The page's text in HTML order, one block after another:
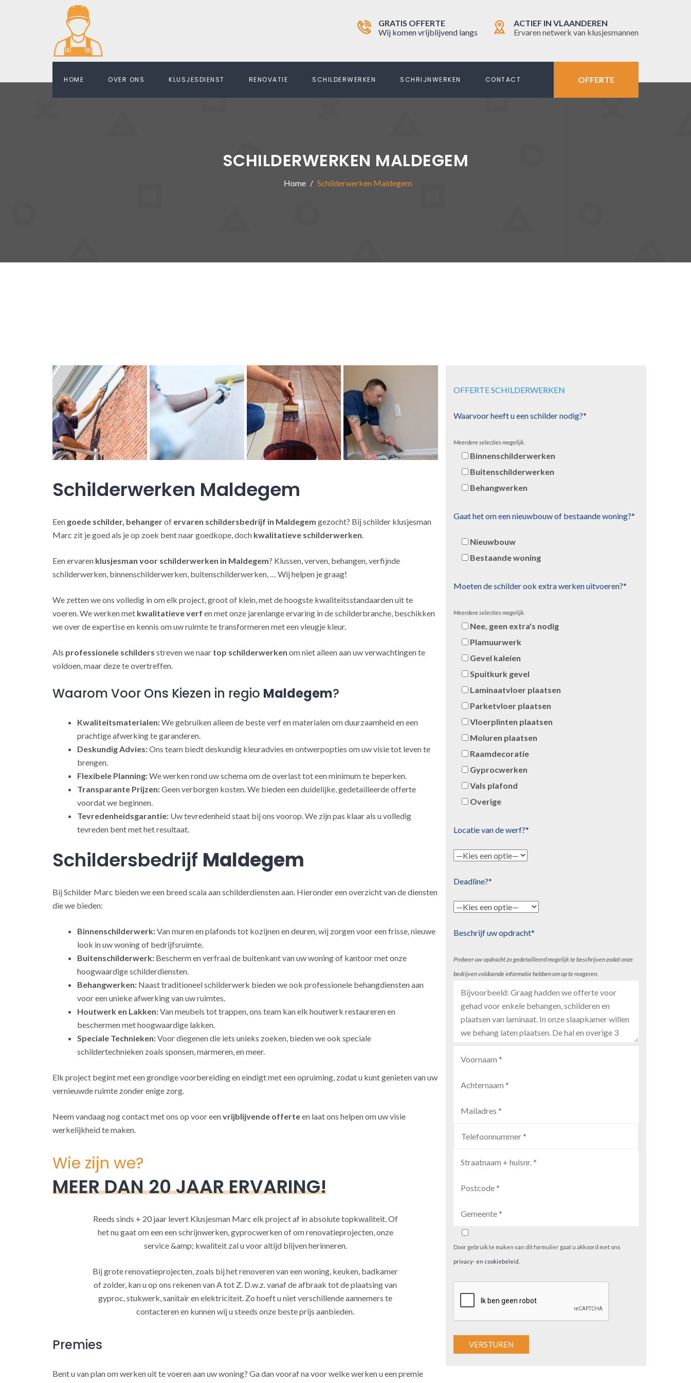
GRATIS OFFERTE
Wij komen vrijblijvend langs
ACTIEF IN VLAANDEREN
Ervaren netwerk van klusjesmannen
HOME OVER ONS KLUSJESDIENST RENOVATIE SCHILDERWERKEN SCHRIJNWERKEN CONTACT OFFERTE
SCHILDERWERKEN MALDEGEM
Home Schilderwerken Maldegem
Schilderwerken Maldegem
Een goede schilder, behangerof ervaren schildersbedrijf in Maldegem gezocht? Bij schilder klusjesman
Marc zit je goed als je op zoek bent naar goedkope, doch kwalitatieve schilderwerken
Een ervaren klusjesman voor schilderwerken in Maldegem? Klussen, verven, behangen, verfijnde
schilderwerken, binnenschilderwerken, buitenschilderwerken, … Wij helpen je graag!
We zetten we ons volledig in om elk project, groot of klein, met de hoogste kwaliteitsstandaarden uit te
voeren. We werken met kwalitatieve verf en met onze jarenlange ervaring in de schilderbranche, beschikken
we over de expertise en kennis om uw ruimte te transformeren met een vleugje kleur.
Als professionele schilders streven we naar top schilderwerken om niet alleen aan uw verwachtingen te
voldoen, maar deze te overtreffen.
Waarom Voor Ons Kiezen in regio Maldegem?
Kwaliteitsmaterialen:We gebruiken alleen de beste verf en materialen om duurzaamheid en een
prachtige afwerking te garanderen.
Deskundig Advies:Ons team biedt deskundig kleuradvies en ontwerpopties om uw visie tot leven te
brengen.
Flexibele Planning:We werken rond uw schema om de overlast tot een minimum te beperken.
Transparante Prijzen:Geen verborgen kosten. We bieden een duidelijke, gedetailleerde offerte
voordat we beginnen.
Tevredenheidsgarantie: Uw tevredenheid staat bij ons voorop. We zijn pas klaar als u volledig
tevreden bent met het resultaat.
Schildersbedrijf Maldegem
Bij Schilder Marc bieden we een breed scala aan schilderdiensten aan. Hieronder een overzicht van de diensten
die we bieden:
Binnenschilderwerk:Van muren en plafonds tot kozijnen en deuren, wij zorgen voor een frisse, nieuwe
look in uw woning of bedrijfsruimte.
Buitenschilderwerk: Bescherm en verfraai de buitenkant van uw woning of kantoor met onze
hoogwaardige schilderdiensten.
Behangwerken: Naast traditioneel schilderwerk bieden we ook professionele behangdiensten aan
voor een unieke afwerking van uw ruimtes.
Houtwerk en Lakken:Van meubels tot trappen, ons team kan elk houtwerk restaureren en
beschermen met hoogwaardige lakken.
Speciale Technieken:Voor diegenen die iets unieks zoeken, bieden we ook speciale
schildertechnieken zoals sponsen, marmeren, en meer.
Elk project begint met een grondige voorbereiding en eindigt met een opruiming, zodat u kunt genieten van uw
vernieuwde ruimte zonder enige zorg.
Neem vandaag nog contact met ons op voor eenvrijblijvende offerteen laat ons helpen om uw visie
werkelijkheid te maken.
Wie zijn we?
MEER DAN 20 JAAR ERVARING!
Reeds sinds + 20 jaar levert Klusjesman Marc elk project af in absolute topkwaliteit. Of
het nu gaat om een een schrijnwerken, gyprocwerken of om renovatieprojecten, onze
service &amp; kwaliteit zal u voor altijd blijven herinneren.
Bij grote renovatieprojecten, zoals bij het renoveren van een woning, keuken, badkamer
of zolder, kan u op ons rekenen van A tot Z. D.w.z. vanaf de afbraak tot de plaatsing van
gyproc, stukwerk, sanitair en elektriciteit. Zo hoeft u niet verschillende aannemers te
contacteren en kunnen wij u steeds onze beste prijs aanbieden.
Premies
Bent u van plan om werken uit te voeren aan uw woning? Ga dan vooraf na voor welke werken u een premie
OFFERTE SCHILDERWERKEN
Waarvoor heeft u een schilder nodig?*
Meerdere selecties mogelijk.
Binnenschilderwerken
Buitenschilderwerken
Behangwerken
Gaat het om een nieuwbouw of bestaande woning?*
Nieuwbouw
Bestaande woning
Moeten de schilder ook extra werken uitvoeren?*
Meerdere selecties mogelijk.
Nee, geen extra's nodig
Plamuurwerk
Gevel kaleien
Spuitkurk gevel
Laminaatvloer plaatsen
Parketvloer plaatsen
Vloerplinten plaatsen
Moluren plaatsen
Raamdecoratie
Gyprocwerken
Vals plafond
Overige
Locatie van de werf?*
Deadline?*
Beschrijf uw opdracht*
Probeer uw opdracht zo gedetailleerd mogelijk te beschrijven zodat onze
bedrijven voldoende informatie hebben om op te reageren.
Door gebruik te maken van dit formulier gaat u akkoord met ons
privacy- en cookiebeleid